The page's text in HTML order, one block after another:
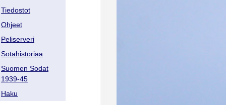
Tiedostot
Ohjeet
Peliserveri
Sotahistoriaa
Suomen Sodat
1939-45
Haku